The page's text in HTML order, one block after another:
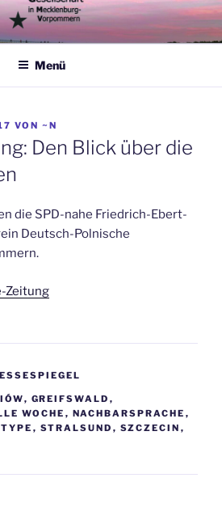
Menü
VON ~N
Den Blick über die
die SPD-nahe Friedrich-Ebert-
Deutsch-Polnische
Zeitung
, GREIFSWALD ,
WOCHE , NACHBARSPRACHE ,
, STRALSUND , SZCZECIN ,